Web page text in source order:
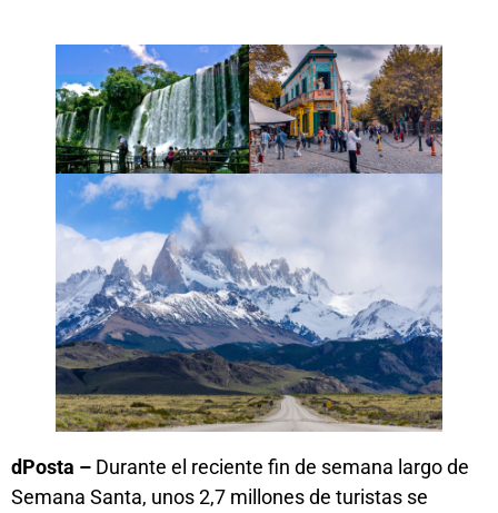
dPosta – Durante el reciente fin de semana largo de
Semana Santa, unos 2,7 millones de turistas se